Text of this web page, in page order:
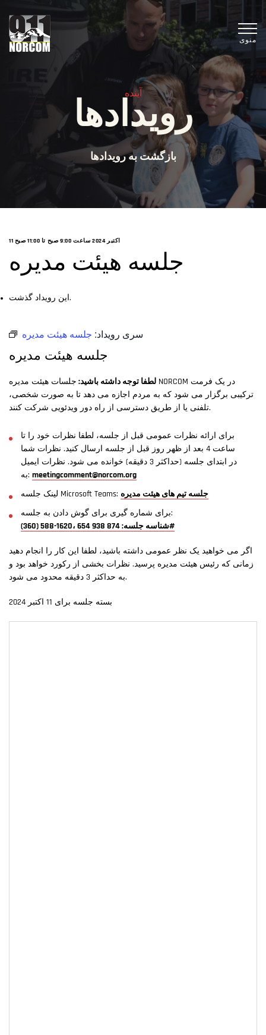
منوی
آینده
رویدادها
بازگشت به رویدادها
11 اکتبر 2024 ساعت 9:00 صبح تا 11:00 صبح
جلسه هیئت مدیره
این رویداد گذشت.
سری رویداد: جلسه هیئت مدیره
جلسه هیئت مدیره
لطفا توجه داشته باشید: جلسات هیئت مدیره NORCOM در یک فرمت
ترکیبی برگزار می شود که به مردم اجازه می دهد تا به صورت شخصی،
تلفنی یا از طریق دسترسی از راه دور ویدئویی شرکت کنند.
برای ارائه نظرات عمومی قبل از جلسه، لطفا نظرات خود را تا
ساعت 4 بعد از ظهر روز قبل از جلسه ارسال کنید. نظرات شما
در ابتدای جلسه (حداکثر 3 دقیقه) خوانده می شود. نظرات ایمیل
به: meetingcomment@norcom.org
لینک جلسه Microsoft Teams: جلسه تیم های هیئت مدیره
برای شماره گیری برای گوش دادن به جلسه:
(360) 588-1620، شناسه جلسه: 874 938 654#
اگر می خواهید یک نظر عمومی داشته باشید، لطفا این کار را انجام دهید
زمانی که رئیس هیئت مدیره پرسید. نظرات بخشی از رکورد خواهد بود و
به حداکثر 3 دقیقه محدود می شود.
بسته جلسه برای 11 اکتبر 2024